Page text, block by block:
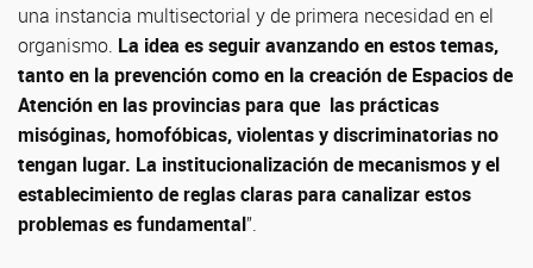
una instancia multisectorial y de primera necesidad en el
organismo. La idea es seguir avanzando en estos temas,
tanto en la prevención como en la creación de Espacios de
Atención en las provincias para que las prácticas
misóginas, homofóbicas, violentas y discriminatorias no
tengan lugar. La institucionalización de mecanismos y el
establecimiento de reglas claras para canalizar estos
problemas es fundamental”.